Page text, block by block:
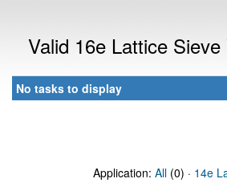
Valid 16e Lattice
No tasks to display
Application: All (0) · 14e